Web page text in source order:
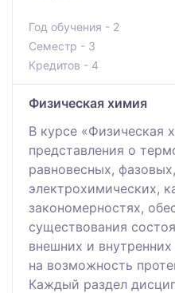
Год обучения - 2
Семестр - 3
Кредитов - 4
Физическая химия
В курсе «Физическая
представления о
равновесных,
электрохимических,
закономерностях,
существования
внешних и
на возможность
Каждый раздел